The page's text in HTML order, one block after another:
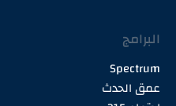
البرامج
Spectrum
عمق الحدث